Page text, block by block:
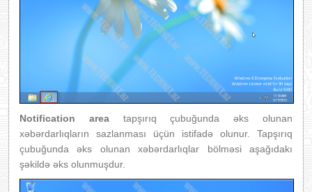
Notification area tapşırıq çubuğunda əks olunan
xəbərdarlıqların sazlanması üçün istifadə olunur. Tapşırıq
çubuğunda əks olunan xəbərdarlıqlar bölməsi aşağıdakı
şəkildə əks olunmuşdur.